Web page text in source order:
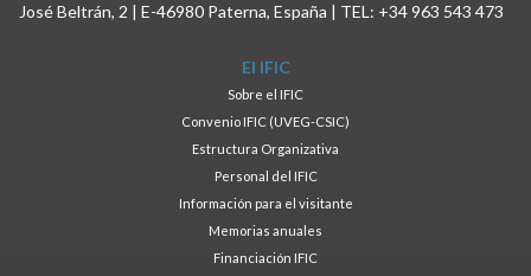
José Beltrán, 2 | E-46980 Paterna, España | TEL: +34 963 543 473
El IFIC
Sobre el IFIC
Convenio IFIC (UVEG-CSIC)
Estructura Organizativa
Personal del IFIC
Información para el visitante
Memorias anuales
Financiación IFIC